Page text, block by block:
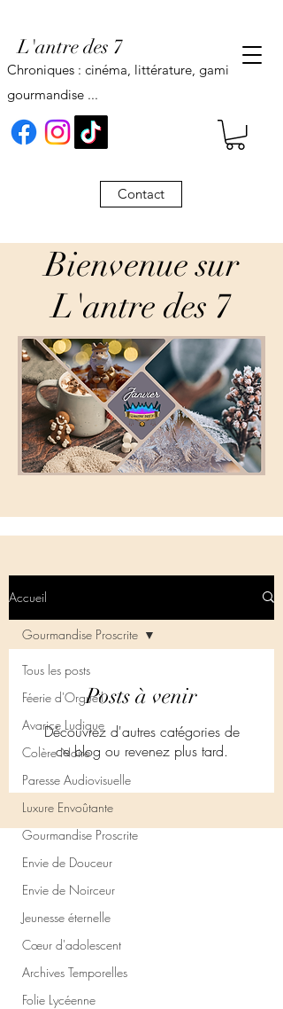
L'antre des 7
Contact
Chroniques : cinéma, littérature, gaming,
gourmandise ...
Bienvenue sur
L'antre des 7
Accueil
Tous les posts
Féerie d'Orgueil
Avarice Ludique
Colère Noire
Paresse Audiovisuelle
Luxure Envoûtante
Gourmandise Proscrite
Envie de Douceur
Envie de Noirceur
Jeunesse éternelle
Cœur d'adolescent
Archives Temporelles
Folie Lycéenne
Gourmandise Proscrite
Posts à venir
Découvrez d'autres catégories de
ce blog ou revenez plus tard.